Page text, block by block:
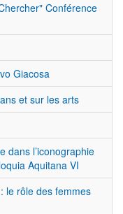
Conférence
Giacosa
et sur les arts
dans l’iconographie
Aquitana VI
le rôle des femmes